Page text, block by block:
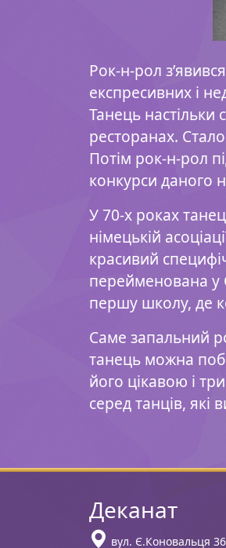
Рок-н-рол
експресивних і
Танець
ресторанах.
Потім рок-н-рол
конкурси даного
У 70-х роках
німецькій
красивий
перейменована у
першу школу, де
Саме запальний
танець можна
його цікавою і
серед танців,
Деканат
вул. Є.Коновальця